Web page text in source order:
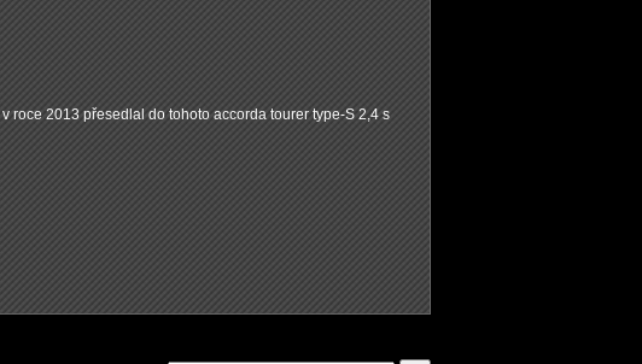
roce 2013 přesedlal do tohoto accorda tourer type-S 2,4 s